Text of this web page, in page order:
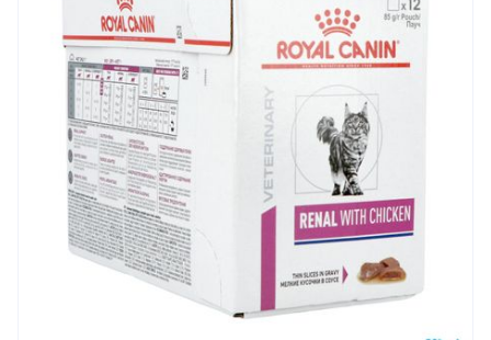
Diepte 124 mm
Behoud
Kamertemperatuur (15°C -
25°C)